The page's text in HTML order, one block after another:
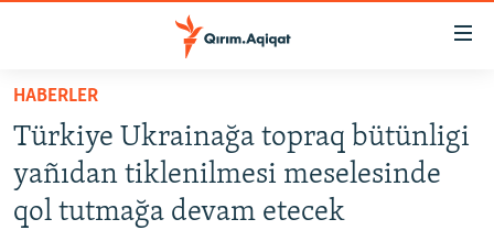
Esas
qaytmaq
Baş
navigatsiyağa
qaytmaq
HABERLER
SİYASET
İQTİSADİYAT
HABERLER
Türkiye Ukrainağa topraq bütünligi
yañıdan tiklenilmesi meselesinde
qol tutmağa devam etecek